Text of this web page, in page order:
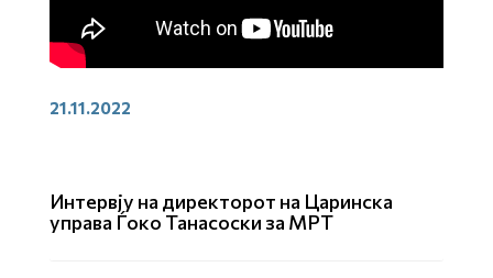
21.11.2022
Интервју на директорот на Царинска
управа Ѓоко Танасоски за МРТ